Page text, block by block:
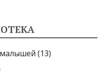
малышей (13)